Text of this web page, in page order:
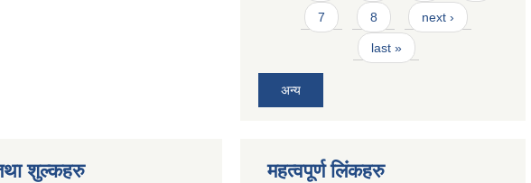
7 8 next ›
last »
अन्य
शुल्कहरु महत्वपूर्ण लिंकहरु